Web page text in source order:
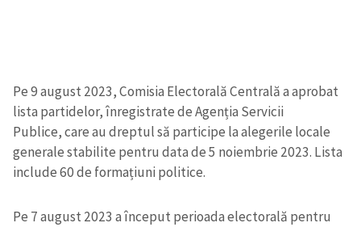
Pe 9 august 2023, Comisia Electorală Centrală a aprobat
lista partidelor, înregistrate de Agenția Servicii
Publice, care au dreptul să participe la alegerile locale
generale stabilite pentru data de 5 noiembrie 2023. Lista
include 60 de formațiuni politice.
Pe 7 august 2023 a început perioada electorală pentru